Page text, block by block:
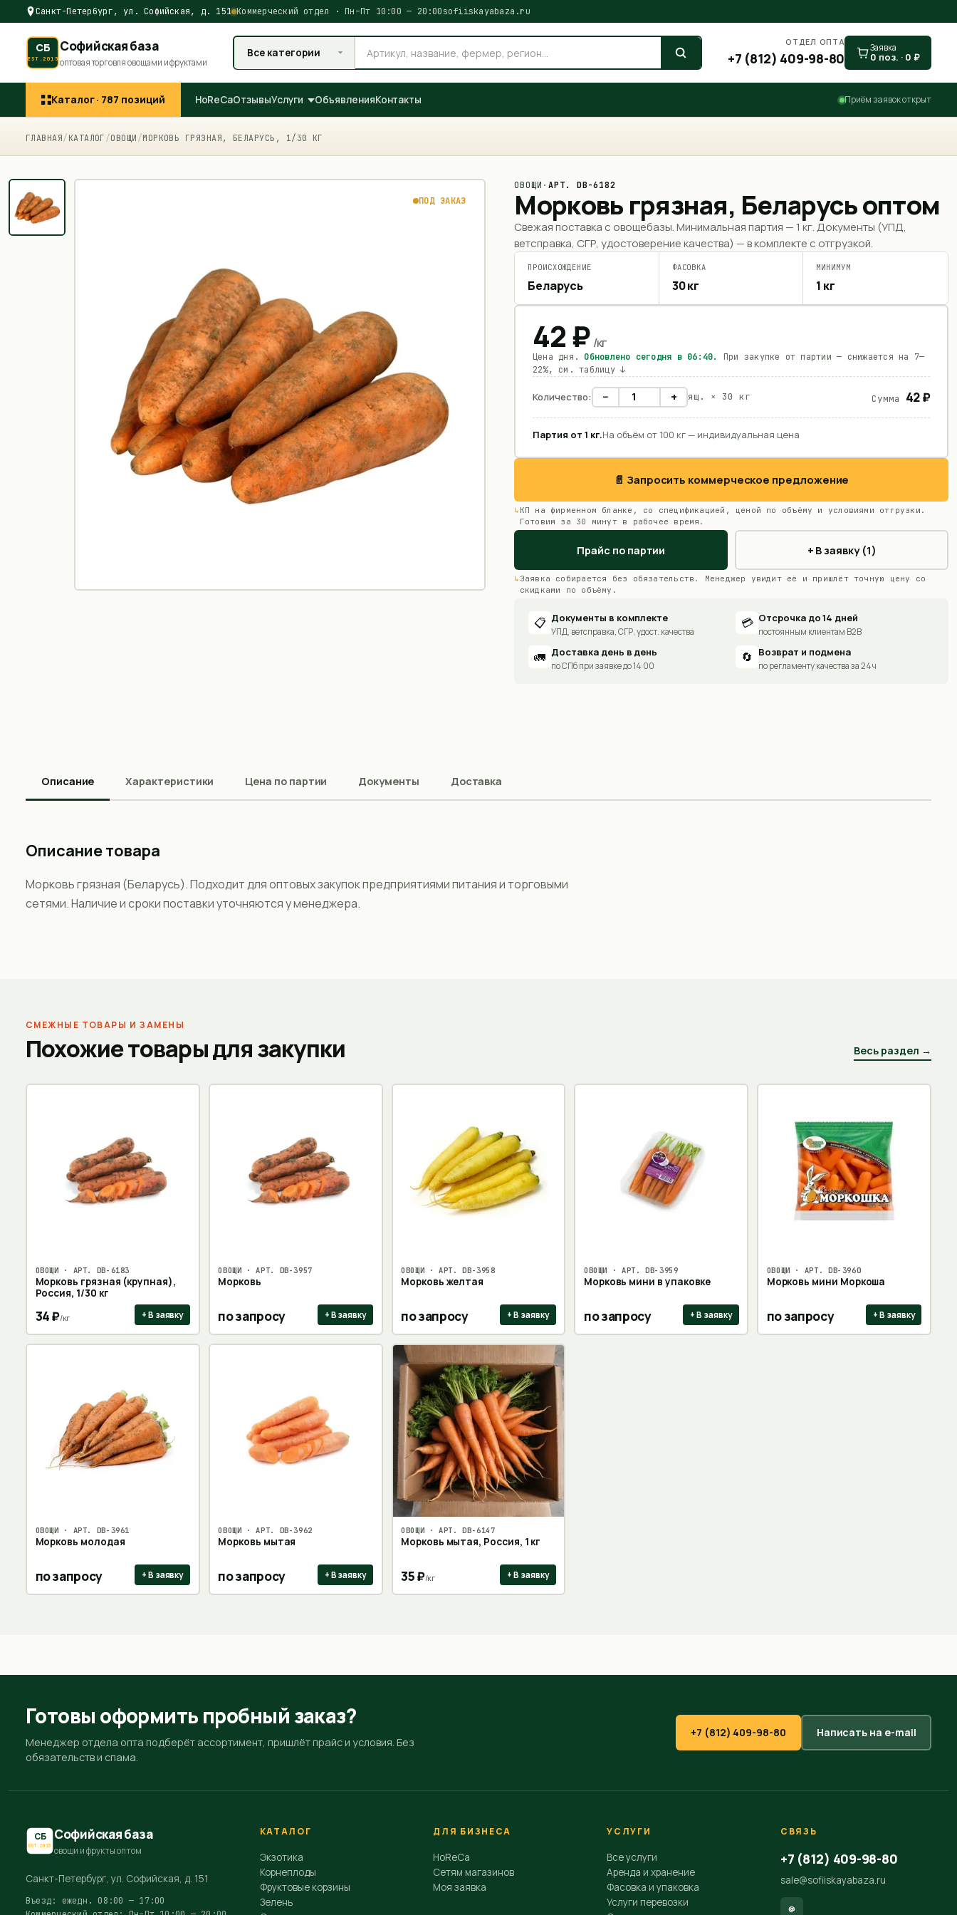
Санкт-Петербург, ул. Софийская, д. 151 Коммерческий отдел · Пн–Пт 10:00 — 20:00sofiiskayabaza.ru
СБ
EST.2015
Софийская база
оптовая торговля овощами и фруктами
Все категории
ОТДЕЛ ОПТА
+7 (812) 409-98-80
Заявка
0 поз. · 0 ₽
Каталог · 787 позиций HoReCaОтзывыУслуги ОбъявленияКонтакты Приём заявок открыт
ГЛАВНАЯ/ КАТАЛОГ /ОВОЩИ /МОРКОВЬ ГРЯЗНАЯ, БЕЛАРУСЬ, 1/30 КГ
ПОД ЗАКАЗ
ОВОЩИ · АРТ. DB-6182
Морковь грязная, Беларусь оптом
Свежая поставка с овощебазы. Минимальная партия —1 кг. Документы (УПД,
ветсправка, СГР, удостоверение качества) — в комплекте с отгрузкой.
ПРОИСХОЖДЕНИЕ
Беларусь
ФАСОВКА
30 кг
МИНИМУМ
1 кг
42₽ /кг
Цена дня. Обновлено сегодня в 06:40.
При закупке от партии — снижается на 7—
22%, см. таблицу ↓
Количество: − + ящ. × 30 кг Сумма 42 ₽
Партия от 1 кг.На объём от 100 кг — индивидуальная цена
📄 Запросить коммерческое предложение
КП на фирменном бланке, со спецификацией, ценой по объёму и условиями отгрузки.
Готовим за 30 минут в рабочее время.
Прайс по партии + В заявку (1)
Заявка собирается без обязательств. Менеджер увидит её и пришлёт точную цену со
скидками по объёму.
📋 Документы в комплекте
УПД, ветсправка, СГР, удост. качества
💳 Отсрочка до 14 дней
постоянным клиентам B2B
🚛 Доставка день в день
по СПб при заявке до 14:00
🔄 Возврат и подмена
по регламенту качества за 24 ч
Описание Характеристики Цена по партии Документы Доставка
Описание товара
Морковь грязная (Беларусь). Подходит для оптовых закупок предприятиями питания и торговыми
сетями. Наличие и сроки поставки уточняются у менеджера.
СМЕЖНЫЕ ТОВАРЫ И ЗАМЕНЫ
Похожие товары для закупки Весь раздел →
ОВОЩИ · АРТ. DB-6183
Морковь грязная (крупная),
Россия, 1/30 кг
34₽/кг + В заявку
ОВОЩИ · АРТ. DB-3957
Морковь
по запросу + В заявку
ОВОЩИ · АРТ.DB-3958
Морковь желтая
по запросу + В заявку
ОВОЩИ · АРТ.DB-3959
Морковь мини в упаковке
по запросу + В заявку
ОВОЩИ · АРТ. DB-3960
Морковь мини Моркоша
по запросу + В заявку
ОВОЩИ · АРТ. DB-3961
Морковь молодая
по запросу + В заявку
ОВОЩИ · АРТ. DB-3962
Морковь мытая
по запросу + В заявку
ОВОЩИ · АРТ.DB-6147
Морковь мытая, Россия, 1 кг
35₽/кг + В заявку
Готовы оформить пробный заказ?
Менеджер отдела опта подберёт ассортимент, пришлёт прайс и условия. Без
обязательств и спама.
+7 (812) 409-98-80 Написать на e-mail
СБ
EST.2015
Софийская база
овощи и фрукты оптом
Санкт-Петербург, ул. Софийская, д. 151
Въезд: ежедн. 08:00 — 17:00
КАТАЛОГ
Экзотика
Корнеплоды
Фруктовые корзины
Зелень
ДЛЯ БИЗНЕСА
HoReCa
Сетям магазинов
Моя заявка
УСЛУГИ
Все услуги
Аренда и хранение
Фасовка и упаковка
Услуги перевозки
СВЯЗЬ
+7 (812) 409-98-80
sale@sofiiskayabaza.ru
@